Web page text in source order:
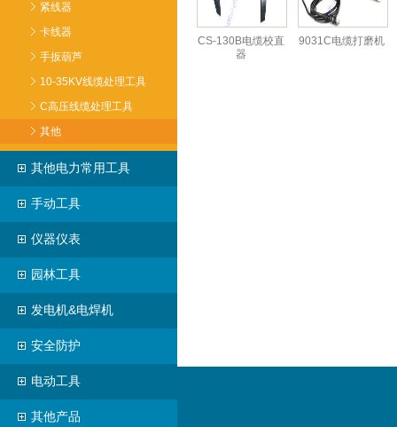
紧线器
卡线器
手扳葫芦
10-35KV线缆处理工具
C高压线缆处理工具
其他
其他电力常用工具
手动工具
仪器仪表
园林工具
发电机&电焊机
安全防护
电动工具
其他产品
CS-130B电缆校直
器
9031C电缆打磨机